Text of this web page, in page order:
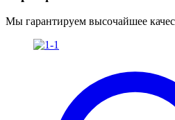
Мы гарантируем высочайшее